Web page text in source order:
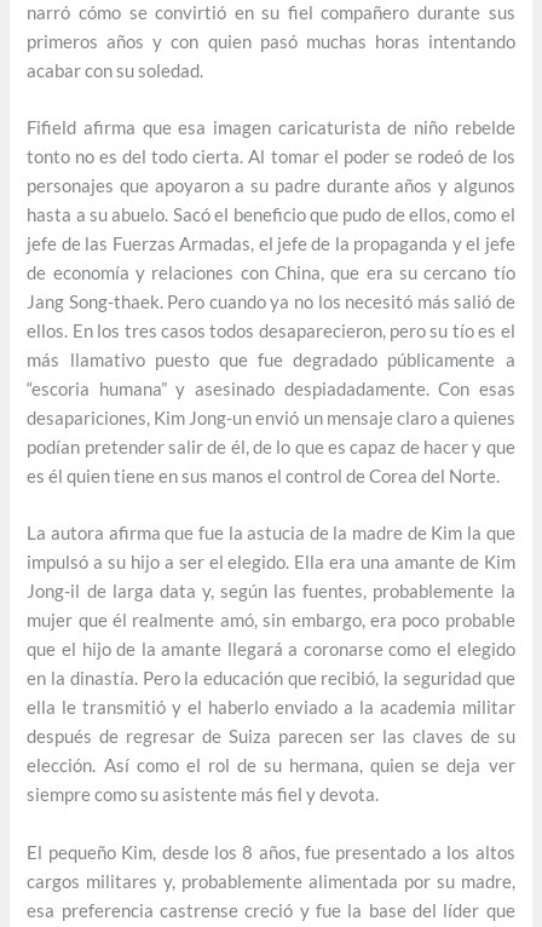
narró cómo se convirtió en su fiel compañero durante sus
primeros años y con quien pasó muchas horas intentando
acabar con su soledad.
Fifield afirma que esa imagen caricaturista de niño rebelde
tonto no es del todo cierta. Al tomar el poder se rodeó de los
personajes que apoyaron a su padre durante años y algunos
hasta a su abuelo. Sacó el beneficio que pudo de ellos, como el
jefe de las Fuerzas Armadas, el jefe de la propaganda y el jefe
de economía y relaciones con China, que era su cercano tío
Jang Song-thaek. Pero cuando ya no los necesitó más salió de
ellos. En los tres casos todos desaparecieron, pero su tío es el
más llamativo puesto que fue degradado públicamente a
“escoria humana” y asesinado despiadadamente. Con esas
desapariciones, Kim Jong-un envió un mensaje claro a quienes
podían pretender salir de él, de lo que es capaz de hacer y que
es él quien tiene en sus manos el control de Corea del Norte.
La autora afirma que fue la astucia de la madre de Kim la que
impulsó a su hijo a ser el elegido. Ella era una amante de Kim
Jong-il de larga data y, según las fuentes, probablemente la
mujer que él realmente amó, sin embargo, era poco probable
que el hijo de la amante llegará a coronarse como el elegido
en la dinastía. Pero la educación que recibió, la seguridad que
ella le transmitió y el haberlo enviado a la academia militar
después de regresar de Suiza parecen ser las claves de su
elección. Así como el rol de su hermana, quien se deja ver
siempre como su asistente más fiel y devota.
El pequeño Kim, desde los 8 años, fue presentado a los altos
cargos militares y, probablemente alimentada por su madre,
esa preferencia castrense creció y fue la base del líder que